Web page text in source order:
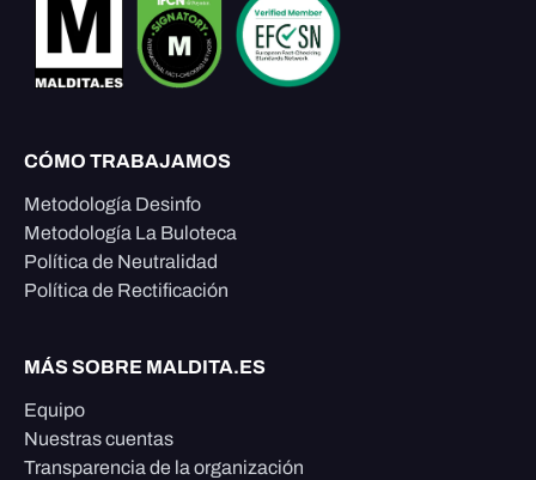
CÓMO TRABAJAMOS
Metodología Desinfo
Metodología La Buloteca
Política de Neutralidad
Política de Rectificación
MÁS SOBRE MALDITA.ES
Equipo
Nuestras cuentas
Transparencia de la organización